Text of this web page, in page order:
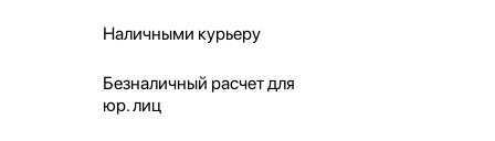
Наличными курьеру
Безналичный расчет для
юр. лиц